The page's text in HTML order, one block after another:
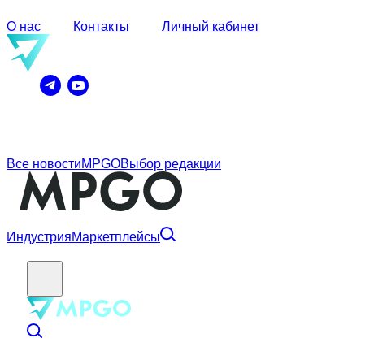
О нас Контакты Личный кабинет
Все новостиMPGOВыбор редакции
ИндустрияМаркетплейсы